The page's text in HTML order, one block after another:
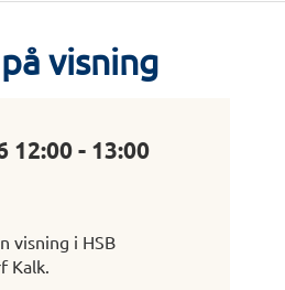
visning
12:00 - 13:00
visning i HSB
Kalk.